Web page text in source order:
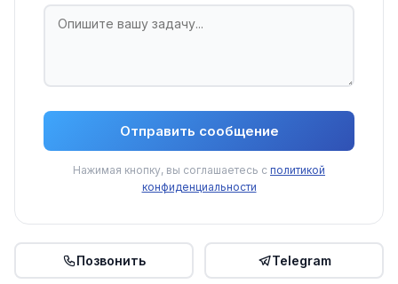
Отправить сообщение
Нажимая кнопку, вы соглашаетесь с политикой
конфиденциальности
Позвонить Telegram